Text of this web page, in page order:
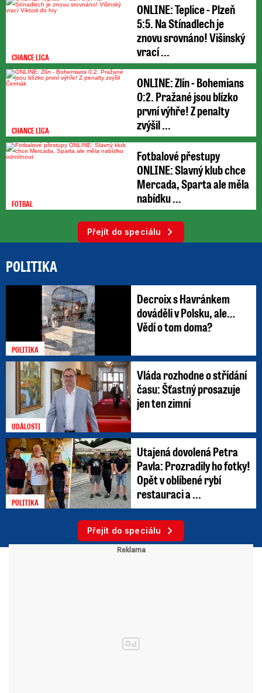
CHANCE LIGA
ONLINE: Teplice - Plzeň
5:5. Na Stínadlech je
znovu srovnáno! Višinský
vrací ...
CHANCE LIGA
ONLINE: Zlín - Bohemians
0:2. Pražané jsou blízko
první výhře! Z penalty
zvýšil ...
FOTBAL
Fotbalové přestupy
ONLINE: Slavný klub chce
Mercada, Sparta ale měla
nabídku ...
Přejít do speciálu
POLITIKA
POLITIKA
Decroix s Havránkem
dováděli v Polsku, ale…
Vědí o tom doma?
UDÁLOSTI
Vláda rozhodne o střídání
času: Šťastný prosazuje
jen ten zimní
POLITIKA
Utajená dovolená Petra
Pavla: Prozradily ho fotky!
Opět v oblíbené rybí
restauraci a ...
Přejít do speciálu